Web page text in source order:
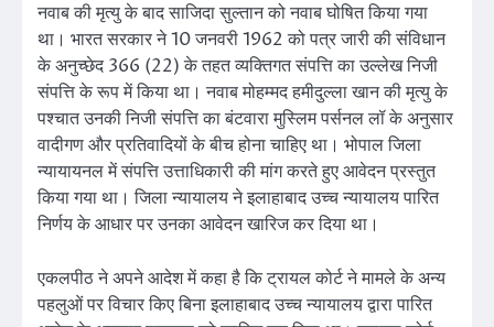
नवाब की मृत्यु के बाद साजिदा सुल्तान को नवाब घोषित किया गया
था। भारत सरकार ने 10 जनवरी 1962 को पत्र जारी की संविधान
के अनुच्छेद 366 (22) के तहत व्यक्तिगत संपत्ति का उल्लेख निजी
संपत्ति के रूप में किया था। नवाब मोहम्मद हमीदुल्ला खान की मृत्यु के
पश्चात उनकी निजी संपत्ति का बंटवारा मुस्लिम पर्सनल लॉ के अनुसार
वादीगण और प्रतिवादियों के बीच होना चाहिए था। भोपाल जिला
न्यायायनल में संपत्ति उत्ताधिकारी की मांग करते हुए आवेदन प्रस्तुत
किया गया था। जिला न्यायालय ने इलाहाबाद उच्च न्यायालय पारित
निर्णय के आधार पर उनका आवेदन खारिज कर दिया था।
एकलपीठ ने अपने आदेश में कहा है कि ट्रायल कोर्ट ने मामले के अन्य
पहलुओं पर विचार किए बिना इलाहाबाद उच्च न्यायालय द्वारा पारित